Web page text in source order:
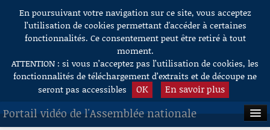
Aller au contenu
En poursuivant votre navigation sur ce site, vous acceptez
l’utilisation de cookies permettant d'accéder à certaines
fonctionnalités. Ce consentement peut être retiré à tout
moment.
ATTENTION : si vous n’acceptez pas l’utilisation de cookies, les
fonctionnalités de téléchargement d’extraits et de découpe ne
seront pas accessibles
OK En savoir plus
Portail vidéo de l'Assemblée nationale